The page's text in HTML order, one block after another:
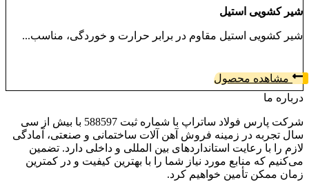
شیر کشویی استیل
شیر کشویی استیل مقاوم در برابر حرارت و خوردگی، مناسب...
مشاهده محصول
درباره ما
شرکت پارس فولاد ساتراپ با شماره ثبت 588597 با بیش از سی
سال تجربه در زمینه فروش آهن آلات ساختمانی و صنعتی، آمادگی
لازم را با رعایت استانداردهای بین المللی و داخلی دارد. تضمین
می‌کنیم که منابع مورد نیاز شما را با بهترین کیفیت و در کمترین
زمان ممکن تأمین خواهیم کرد.